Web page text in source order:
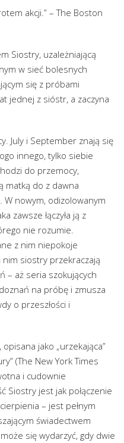
akcji.” – The Boston
Siostry, uzależniającą
w sieć bolesnych
się z próbami
jednej z sióstr, a zaczyna
July i September znają się
innego, tylko siebie
do przemocy,
matką do z dawna
nowym, odizolowanym
zawsze łączyła ją z
nie rozumie.
z nim niepokoje
nim siostry przekraczają
– aż seria szokujących
na próbę i zmusza
o przeszłości i
jako „urzekająca”
(The New York Times
i cudownie
Siostry jest jak połączenie
– jest pełnym
świadectwem
się wydarzyć, gdy dwie